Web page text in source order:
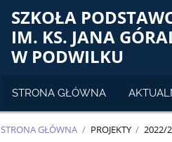
SZKOŁA
IM. KS. JANA
W PODWILKU
STRONA GŁÓWNA
STRONA GŁÓWNA / PROJEKTY / 2022/